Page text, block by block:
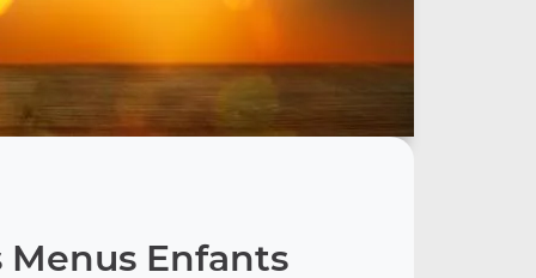
Menus Enfants